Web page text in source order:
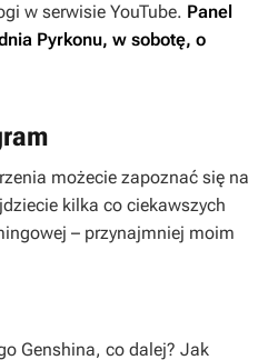
w serwisie YouTube. Panel
Pyrkonu, w sobotę, o
możecie zapoznać się na
kilka co ciekawszych
– przynajmniej moim
Genshina, co dalej? Jak